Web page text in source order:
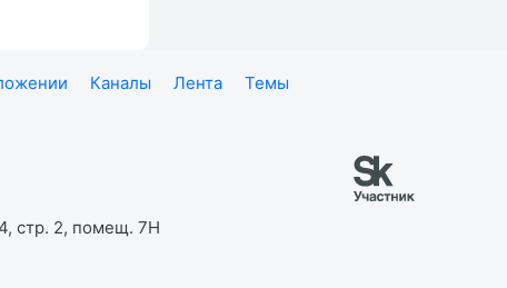
Каналы Лента
Темы
стр. 2, помещ. 7Н